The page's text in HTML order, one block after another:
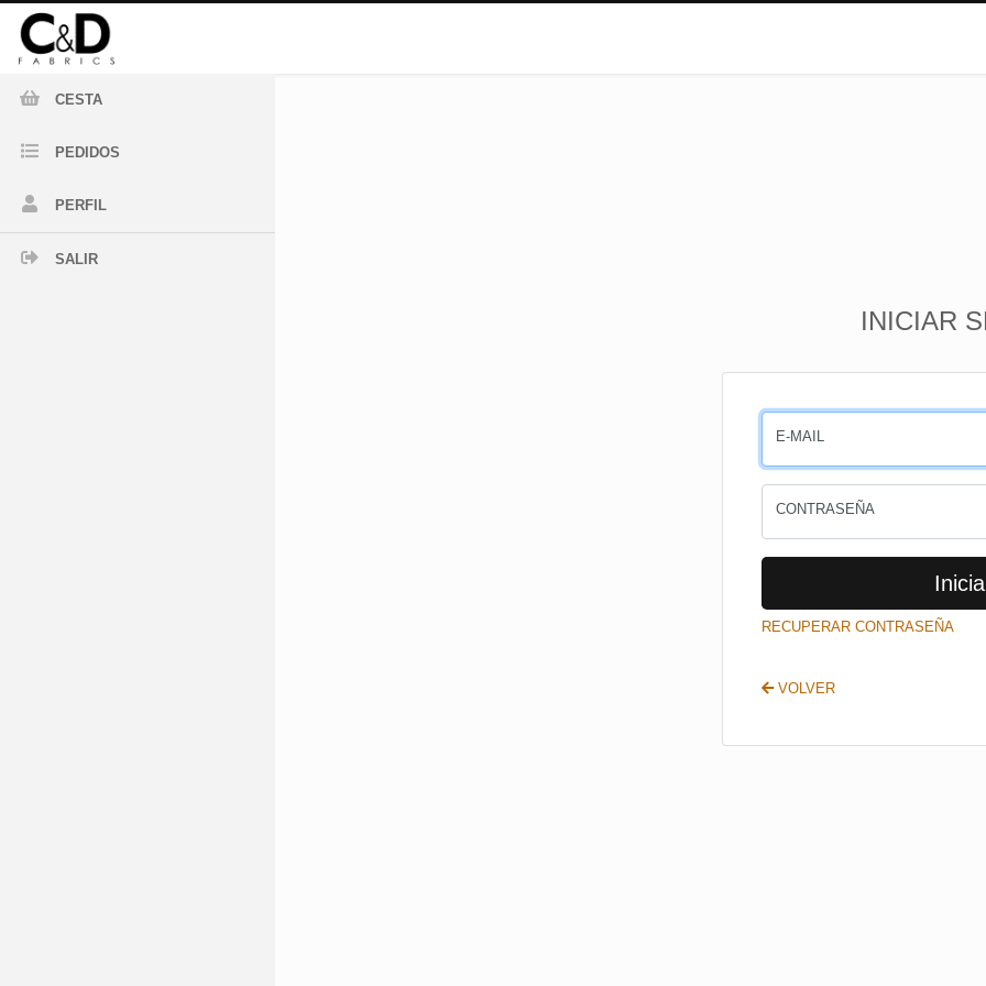
CESTA
PEDIDOS
PERFIL
SALIR
INICIAR
E-MAIL
CONTRASEÑA
RECUPERAR CONTRASEÑA
VOLVER